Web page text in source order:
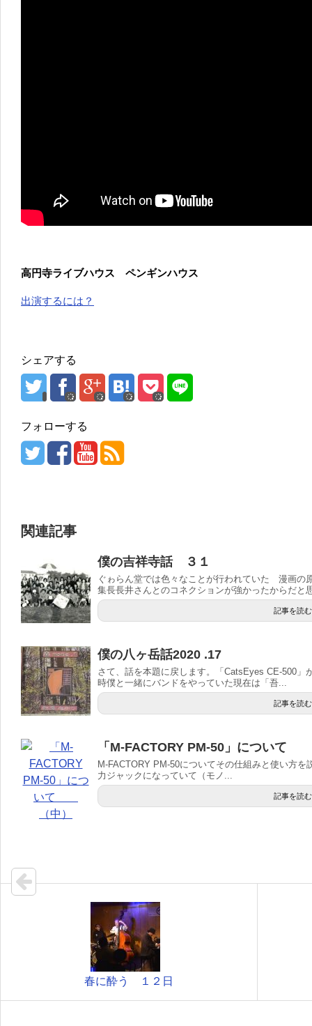
高円寺ライブハウス ペンギンハウス
出演するには？
シェアする
フォローする
関連記事
僕の吉祥寺話 ３１
ぐゎらん堂では色々なことが行われていた 漫画の
集長長井さんとのコネクションが強かったからだと
記事を読む
僕の八ヶ岳話2020 .17
さて、話を本題に戻します。「CatsEyes CE-500」
時僕と一緒にバンドをやっていた現在は「吾...
記事を読む
「M-FACTORY PM-50」について
M-FACTORY PM-50についてその仕組みと使い方
力ジャックになっていて（モノ...
記事を読む
春に酔う １２日